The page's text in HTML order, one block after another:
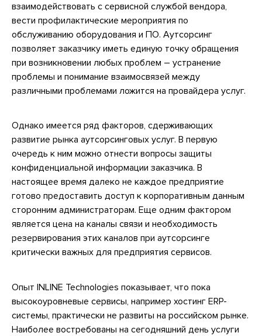
взаимодействовать с сервисной службой вендора,
вести профилактические мероприятия по
обслуживанию оборудования и ПО. Аутсорсинг
позволяет заказчику иметь единую точку обращения
при возникновении любых проблем – устранение
проблемы и понимание взаимосвязей между
различными проблемами ложится на провайдера услуг.
Однако имеется ряд факторов, сдерживающих
развитие рынка аутсорсинговых услуг. В первую
очередь к ним можно отнести вопросы защиты
конфиденциальной информации заказчика. В
настоящее время далеко не каждое предприятие
готово предоставить доступ к корпоративным данным
сторонним администраторам. Еще одним фактором
является цена на каналы связи и необходимость
резервирования этих каналов при аутсорсинге
критически важных для предприятия сервисов.
Опыт INLINE Technologies показывает, что пока
высокоуровневые сервисы, например хостинг ERP-
системы, практически не развиты на российском рынке.
Наиболее востребованы на сегодняшний день услуги